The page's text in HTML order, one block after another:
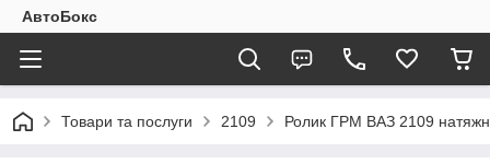
АвтоБокс
Товари та послуги 2109 Ролик ГРМ ВАЗ 2109